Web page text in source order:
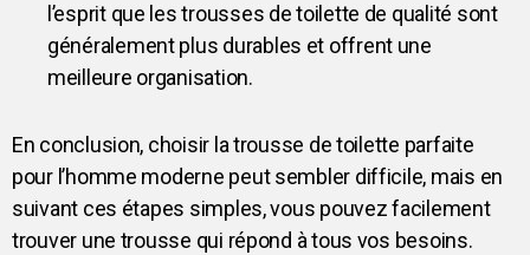
l’esprit que les trousses de toilette de qualité sont
généralement plus durables et offrent une
meilleure organisation.
En conclusion, choisir la trousse de toilette parfaite
pour l’homme moderne peut sembler difficile, mais en
suivant ces étapes simples, vous pouvez facilement
trouver une trousse qui répond à tous vos besoins.